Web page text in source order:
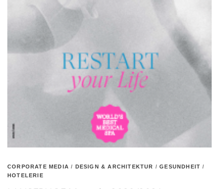
CORPORATE MEDIA / DESIGN & ARCHITEKTUR /GESUNDHEIT /
HOTELERIE